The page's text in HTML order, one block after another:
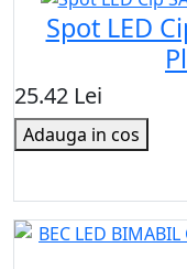
Spot LED
25.42 Lei
Adauga in cos